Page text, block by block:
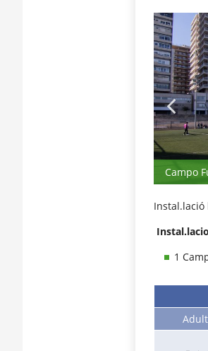
Campo
Instal.lació
1